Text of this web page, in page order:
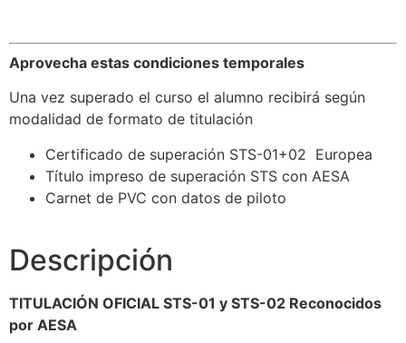
Aprovecha estas condiciones temporales
Una vez superado el curso el alumno recibirá según
modalidad de formato de titulación
Certificado de superación STS-01+02 Europea
Título impreso de superación STS con AESA
Carnet de PVC con datos de piloto
Descripción
TITULACIÓN OFICIAL STS-01 y STS-02 Reconocidos
por AESA